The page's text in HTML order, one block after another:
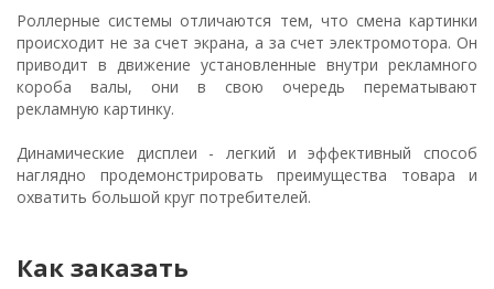
Роллерные системы отличаются тем, что смена картинки
происходит не за счет экрана, а за счет электромотора. Он
приводит в движение установленные внутри рекламного
короба валы, они в свою очередь перематывают
рекламную картинку.
Динамические дисплеи - легкий и эффективный способ
наглядно продемонстрировать преимущества товара и
охватить большой круг потребителей.
Как заказать